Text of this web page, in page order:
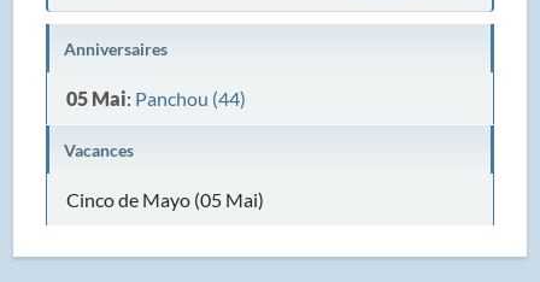
Anniversaires
05 Mai: Panchou (44)
Vacances
Cinco de Mayo (05 Mai)